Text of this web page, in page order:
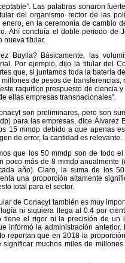
Las palabras sonaron
del organismo rector de las
en la ceremonia de cambio
Ahí concluía el doble periodo de
nueva titular.
Buylla? Básicamente, las
Por ejemplo, dijo la titular del
que, si juntamos toda la batería
de pesos de
raquítico prespuesto de ciencia
ellas empresas transnacionales”.
son preliminares, pero son
para las empresas, dice Álvarez
15 mmdp debido a que apenas
de error, la cantidad es relevante.
que los 50 mmdp son de todo
poco más de 8 mmdp anualmente
año). Claro, la suma de los
una proporción altamente
total para el sector.
de Conacyt también es muy
ni siquiera llega al 0.4 por
tiene el rigor ni la precisión de un
informó la administración
reportan que en 2018 la
significar muchos miles de